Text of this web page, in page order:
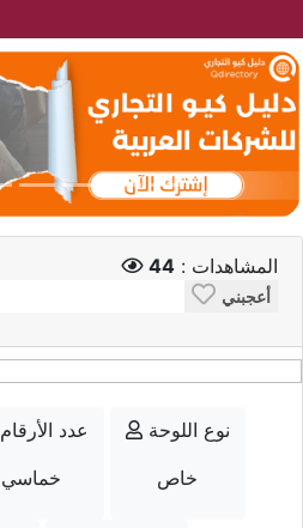
المشاهدات : 44
أعجبني
عدد الأرقام
خماسي
نوع اللوحة
خاص